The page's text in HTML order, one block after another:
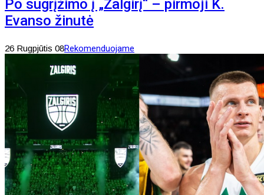
Po sugrįžimo į „Žalgirį“ – pirmoji K.
Evanso žinutė
26 Rugpjūtis 08Rekomenduojame